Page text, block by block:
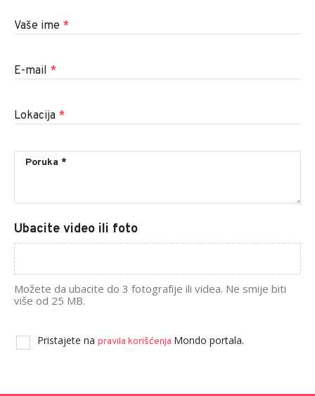
Vaše ime *
E-mail *
Lokacija *
Ubacite video ili foto
Možete da ubacite do 3 fotografije ili videa. Ne smije biti
više od 25 MB.
Pristajete na pravila korišćenja Mondo portala.